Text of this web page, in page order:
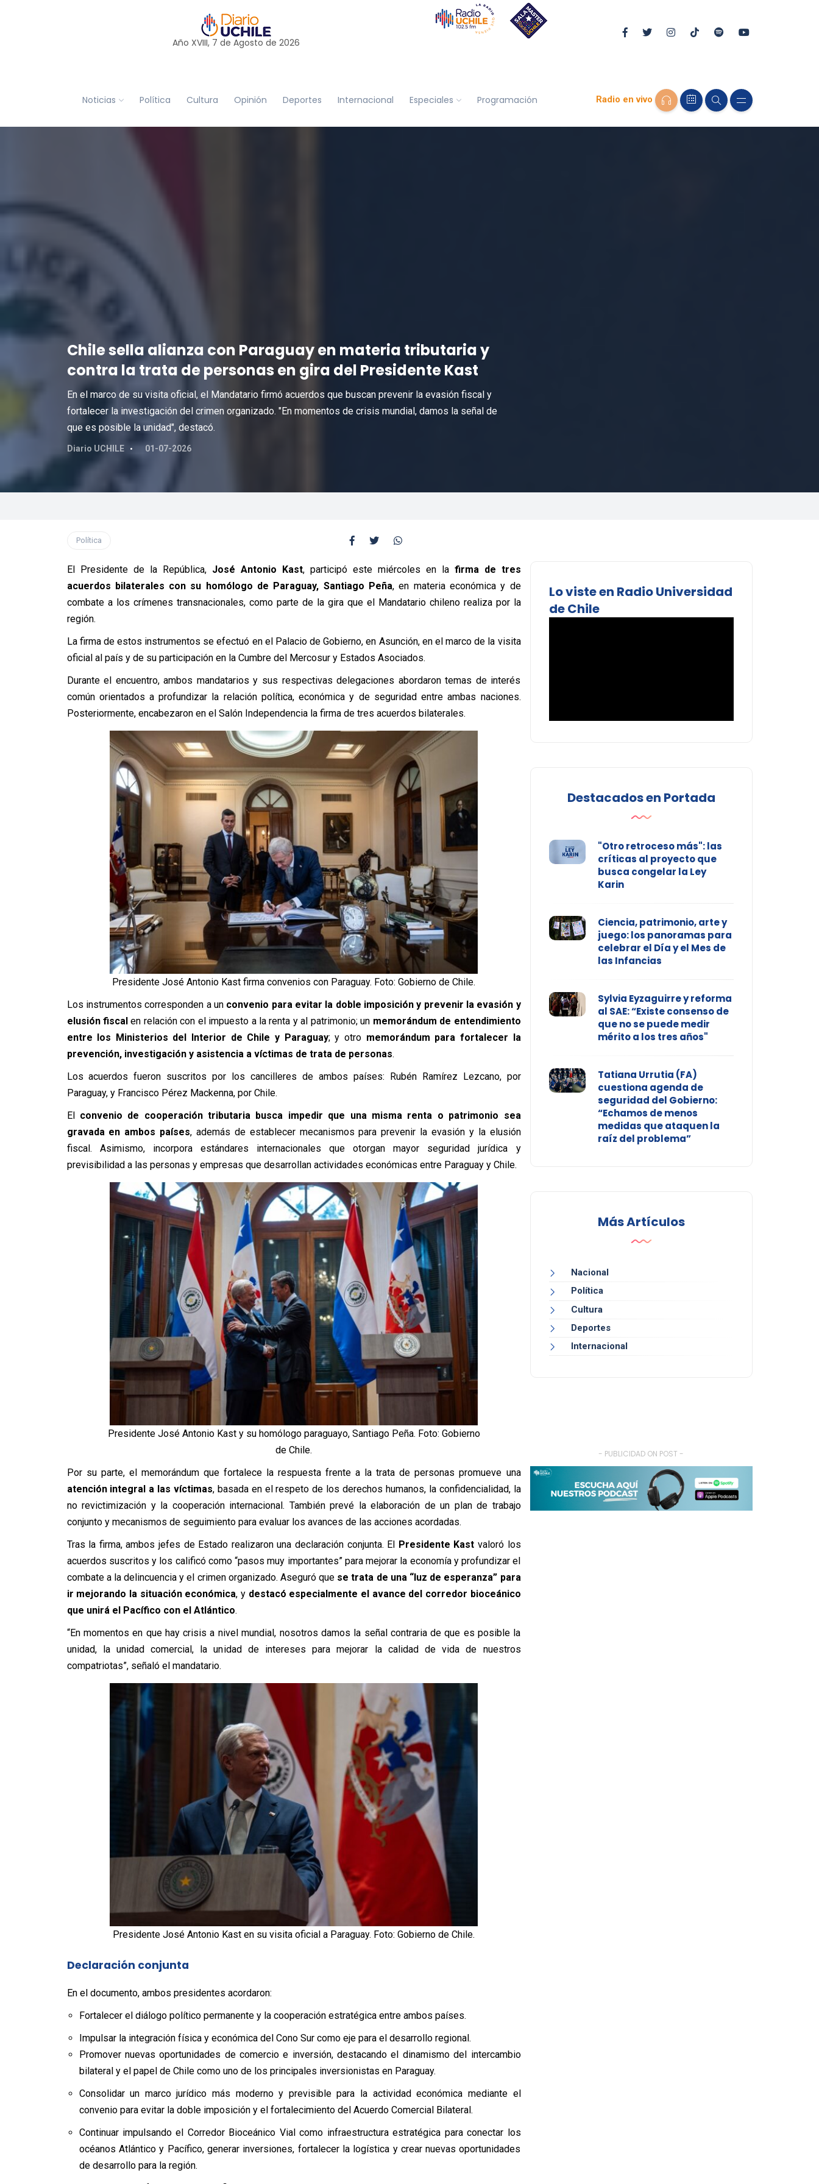
Año XVIII, 7 de Agosto de 2026
Noticias Política Cultura Opinión Deportes Internacional Especiales Programación Radio en vivo
Chile sella alianza con Paraguay en materia tributaria y
contra la trata de personas en gira del Presidente Kast
En el marco de su visita oficial, el Mandatario firmó acuerdos que buscan prevenir la evasión fiscal y
fortalecer la investigación del crimen organizado. "En momentos de crisis mundial, damos la señal de
que es posible la unidad", destacó.
Diario UCHILE 01-07-2026
Política
El Presidente de la República, José Antonio Kast, participó este miércoles en lafirma de tres
acuerdos bilaterales con su homólogo de Paraguay, Santiago Peña, en materia económica y de
combate a los crímenes transnacionales, como parte de la gira que el Mandatario chileno realiza por la
región.
La firma de estos instrumentos se efectuó en el Palacio de Gobierno, en Asunción, en el marco de la visita
oficial al país y de su participación en la Cumbre del Mercosur y Estados Asociados.
Durante el encuentro, ambos mandatarios y sus respectivas delegaciones abordaron temas de interés
común orientados a profundizar la relación política, económica y de seguridad entre ambas naciones.
Posteriormente, encabezaron en el Salón Independencia la firma de tres acuerdos bilaterales.
Presidente José Antonio Kast firma convenios con Paraguay. Foto: Gobierno de Chile.
Los instrumentos corresponden a un convenio para evitar la doble imposición y prevenir la evasión y
elusión fiscalen relación con el impuesto a la renta y al patrimonio; un memorándum de entendimiento
entre los Ministerios del Interior de Chile y Paraguay; y otromemorándum para fortalecer la
prevención, investigación y asistencia a víctimas de trata de personas.
Los acuerdos fueron suscritos por los cancilleres de ambos países: Rubén Ramírez Lezcano, por
Paraguay, y Francisco Pérez Mackenna, por Chile.
El convenio de cooperación tributaria busca impedir que una misma renta o patrimonio sea
gravada en ambos países, además de establecer mecanismos para prevenir la evasión y la elusión
fiscal. Asimismo, incorpora estándares internacionales que otorgan mayor seguridad jurídica y
previsibilidad a las personas y empresas que desarrollan actividades económicas entre Paraguay y Chile.
Presidente José Antonio Kast y su homólogo paraguayo, Santiago Peña. Foto: Gobierno
de Chile.
Por su parte, el memorándum que fortalece la respuesta frente a la trata de personas promueve una
atención integral a las víctimas, basada en el respeto de los derechos humanos, la confidencialidad, la
no revictimización y la cooperación internacional. También prevé la elaboración de un plan de trabajo
conjunto y mecanismos de seguimiento para evaluar los avances de las acciones acordadas.
Tras la firma, ambos jefes de Estado realizaron una declaración conjunta. El Presidente Kast valoró los
acuerdos suscritos y los calificó como “pasos muy importantes” para mejorar la economía y profundizar el
combate a la delincuencia y el crimen organizado. Aseguró que se trata de una “luz de esperanza” para
ir mejorando la situación económica, y destacó especialmente el avance del corredor bioceánico
que unirá el Pacífico con el Atlántico.
“En momentos en que hay crisis a nivel mundial, nosotros damos la señal contraria de que es posible la
unidad, la unidad comercial, la unidad de intereses para mejorar la calidad de vida de nuestros
compatriotas”, señaló el mandatario.
Presidente José Antonio Kast en su visita oficial a Paraguay. Foto: Gobierno de Chile.
Declaración conjunta
En el documento, ambos presidentes acordaron:
Fortalecer el diálogo político permanente y la cooperación estratégica entre ambos países.
Impulsar la integración física y económica del Cono Sur como eje para el desarrollo regional.
Promover nuevas oportunidades de comercio e inversión, destacando el dinamismo del intercambio
bilateral y el papel de Chile como uno de los principales inversionistas en Paraguay.
Consolidar un marco jurídico más moderno y previsible para la actividad económica mediante el
convenio para evitar la doble imposición y el fortalecimiento del Acuerdo Comercial Bilateral.
Continuar impulsando el Corredor Bioceánico Vial como infraestructura estratégica para conectar los
océanos Atlántico y Pacífico, generar inversiones, fortalecer la logística y crear nuevas oportunidades
de desarrollo para la región.
Lo viste en Radio Universidad
de Chile
Destacados en Portada
"Otro retroceso más": las
críticas al proyecto que
busca congelar la Ley
Karin
Ciencia, patrimonio, arte y
juego: los panoramas para
celebrar el Día y el Mes de
las Infancias
Sylvia Eyzaguirre y reforma
al SAE: “Existe consenso de
que no se puede medir
mérito a los tres años"
Tatiana Urrutia (FA)
cuestiona agenda de
seguridad del Gobierno:
“Echamos de menos
medidas que ataquen la
raíz del problema”
Más Artículos
Nacional
Política
Cultura
Deportes
Internacional
- PUBLICIDAD ON POST -